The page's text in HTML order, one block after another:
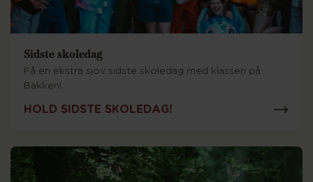
Sidste skoledag
Få en ekstra sjov sidste skoledag med klassen på
Bakken!
HOLD SIDSTE SKOLEDAG!